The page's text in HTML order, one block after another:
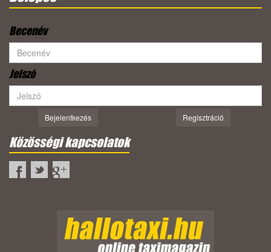
Becenév
Jelszó
Bejelentkezés Regisztráció
Közösségi kapcsolatok